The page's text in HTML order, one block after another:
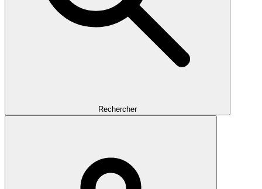
Rechercher